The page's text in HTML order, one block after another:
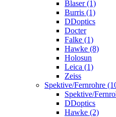
Blaser (1)
Burris (1)
DDoptics
Docter
Falke (1)
Hawke (8)
Holosun
Leica (1)
Zeiss
Spektive/Fernrohre
Spektive/
DDoptics
Hawke (2)